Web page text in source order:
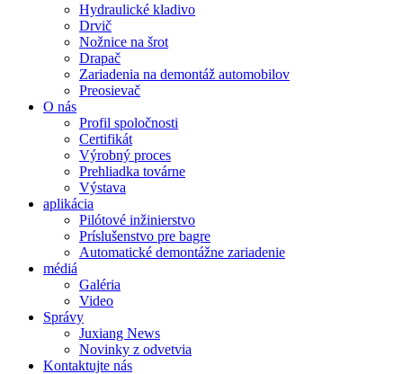
Hydraulické kladivo
Drvič
Nožnice na šrot
Drapač
Zariadenia na demontáž automobilov
Preosievač
O nás
Profil spoločnosti
Certifikát
Výrobný proces
Prehliadka továrne
Výstava
aplikácia
Pilótové inžinierstvo
Príslušenstvo pre bagre
Automatické demontážne zariadenie
médiá
Galéria
Video
Správy
Juxiang News
Novinky z odvetvia
Kontaktujte nás